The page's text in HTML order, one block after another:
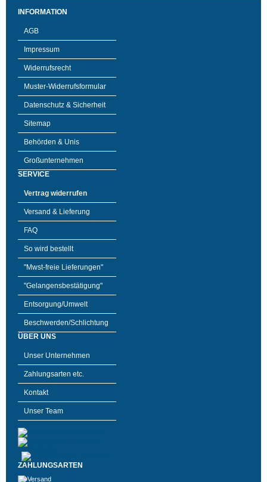
INFORMATION
AGB
Impressum
Widerrufsrecht
Muster-Widerrufsformular
Datenschutz & Sicherheit
Sitemap
Behörden & Unis
Großunternehmen
SERVICE
Vertrag widerrufen
Versand & Lieferung
FAQ
So wird bestellt
"Mwst-freie Lieferungen"
"Gelangensbestätigung"
Entsorgung/Umwelt
Beschwerden/Schlichtung
ÜBER UNS
Unser Unternehmen
Zahlungsarten etc.
Kontakt
Unser Team
ZAHLUNGSARTEN